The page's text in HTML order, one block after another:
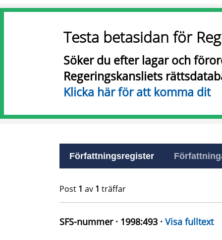
Testa betasidan för
Söker du efter lagar och
Regeringskansliets
Klicka här för att komma dit
Författningsregister
Post 1 av 1 träffar
SFS-nummer · 1998:493 · Visa fulltext